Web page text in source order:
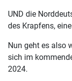
UND die
des Krapfens,
Nun geht es also
sich im
2024.